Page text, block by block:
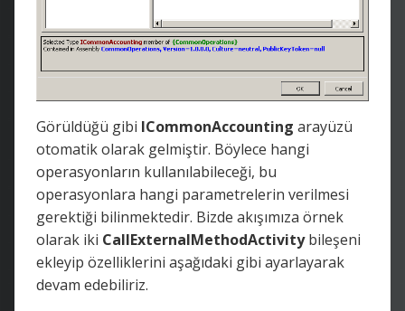
Görüldüğü gibi ICommonAccounting arayüzü
otomatik olarak gelmiştir. Böylece hangi
operasyonların kullanılabileceği, bu
operasyonlara hangi parametrelerin verilmesi
gerektiği bilinmektedir. Bizde akışımıza örnek
olarak iki CallExternalMethodActivitybileşeni
ekleyip özelliklerini aşağıdaki gibi ayarlayarak
devam edebiliriz.